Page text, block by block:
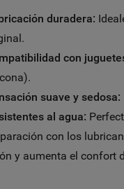
duradera:
con
suave y sedosa:
al agua:
con los
y aumenta el confort